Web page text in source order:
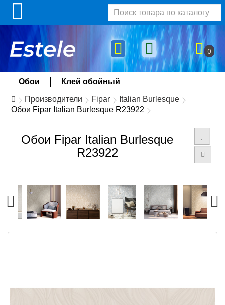
0
Обои Клей обойный
Производители Fipar
Italian Burlesque
Обои Fipar Italian Burlesque R23922
Обои Fipar Italian Burlesque
R23922